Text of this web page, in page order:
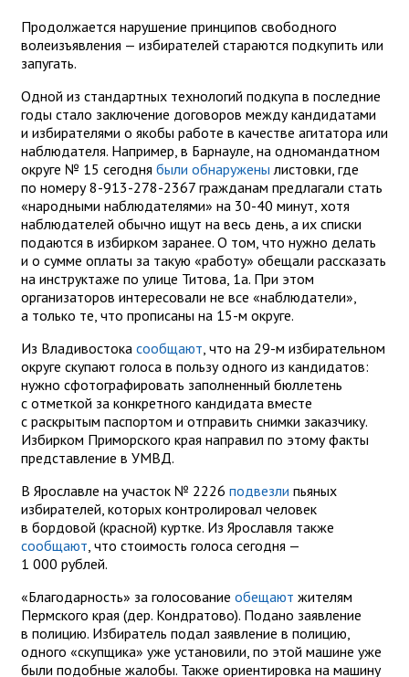
Продолжается нарушение принципов свободного
волеизъявления — избирателей стараются подкупить или
запугать.
Одной из стандартных технологий подкупа в последние
годы стало заключение договоров между кандидатами
и избирателями о якобы работе в качестве агитатора или
наблюдателя. Например, в Барнауле, на одномандатном
округе № 15 сегодня были обнаружены листовки, где
по номеру 8-913-278-2367 гражданам предлагали стать
«народными наблюдателями» на 30-40 минут, хотя
наблюдателей обычно ищут на весь день, а их списки
подаются в избирком заранее. О том, что нужно делать
и о сумме оплаты за такую «работу» обещали рассказать
на инструктаже по улице Титова, 1а. При этом
организаторов интересовали не все «наблюдатели»,
а только те, что прописаны на 15-м округе.
Из Владивостока сообщают , что на 29-м избирательном
округе скупают голоса в пользу одного из кандидатов:
нужно сфотографировать заполненный бюллетень
с отметкой за конкретного кандидата вместе
с раскрытым паспортом и отправить снимки заказчику.
Избирком Приморского края направил по этому факты
представление в УМВД.
В Ярославле на участок № 2226 подвезли пьяных
избирателей, которых контролировал человек
в бордовой (красной) куртке. Из Ярославля также
сообщают , что стоимость голоса сегодня —
1 000 рублей.
«Благодарность» за голосование обещают жителям
Пермского края (дер. Кондратово). Подано заявление
в полицию. Избиратель подал заявление в полицию,
одного «скупщика» уже установили, по этой машине уже
были подобные жалобы. Также ориентировка на машину